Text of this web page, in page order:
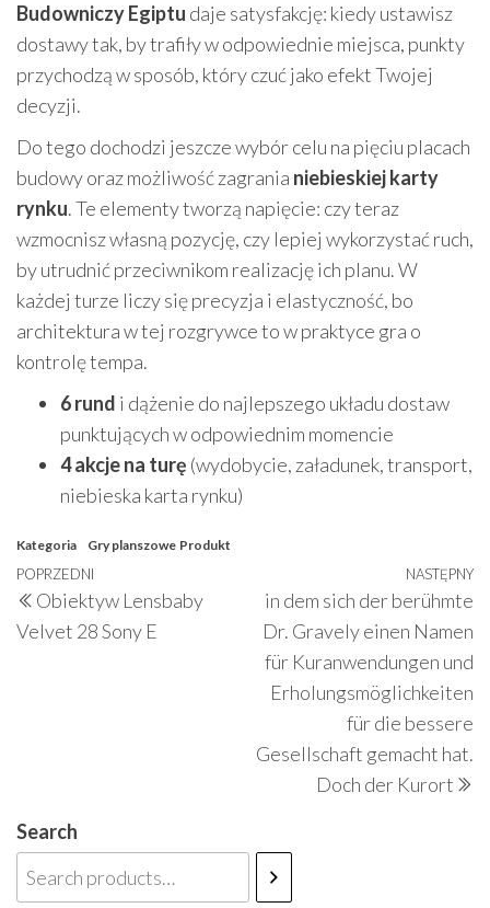
Budowniczy Egiptu daje satysfakcję: kiedy ustawisz
dostawy tak, by trafiły w odpowiednie miejsca, punkty
przychodzą w sposób, który czuć jako efekt Twojej
decyzji.
Do tego dochodzi jeszcze wybór celu na pięciu placach
budowy oraz możliwość zagrania niebieskiej karty
rynku. Te elementy tworzą napięcie: czy teraz
wzmocnisz własną pozycję, czy lepiej wykorzystać ruch,
by utrudnić przeciwnikom realizację ich planu. W
każdej turze liczy się precyzja i elastyczność, bo
architektura w tej rozgrywce to w praktyce gra o
kontrolę tempa.
6 rund i dążenie do najlepszego układu dostaw
punktujących w odpowiednim momencie
4 akcje na turę (wydobycie, załadunek, transport,
niebieska karta rynku)
Kategoria Gry planszowe Produkt
Nawigacja
wpisu
Poprzedni
wpis
POPRZEDNI
Obiektyw Lensbaby
Velvet 28 Sony E
NASTĘPNY
in dem sich der berühmte
Dr. Gravely einen Namen
für Kuranwendungen und
Erholungsmöglichkeiten
für die bessere
Gesellschaft gemacht hat.
Doch der Kurort
Search